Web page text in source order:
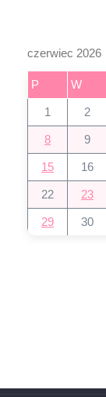
czerwiec 2026
P W
1 2
8 9
15 16
22 23
29 30